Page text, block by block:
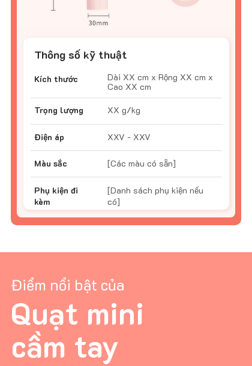
Thông số kỹ thuật
Dài XX cm x Rộng XX cm x
Cao XX cm
Kích thước
XX g/kg
Trọng lượng
XXV - XXV
Điện áp
[Các màu có sẵn]
Màu sắc
[Danh sách phụ kiện nếu
có]
Phụ kiện đi
kèm
Điểm nổi bật của
Quạt mini
cầm tay